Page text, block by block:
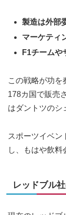
製造は外部
マーケティ
F1チームや
この戦略が功を
178カ国で販売
はダントツのシ
スポーツイベン
し、もはや飲料
レッドブル